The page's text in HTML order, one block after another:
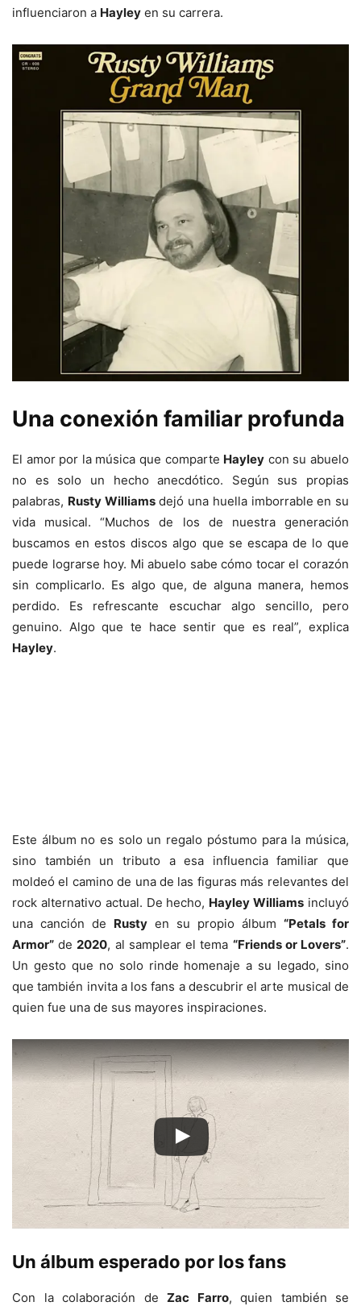
influenciaron a Hayley en su carrera.
Una conexión familiar profunda
El amor por la música que comparte Hayley con su abuelo
no es solo un hecho anecdótico. Según sus propias
palabras, Rusty Williamsdejó una huella imborrable en su
vida musical. “Muchos de los de nuestra generación
buscamos en estos discos algo que se escapa de lo que
puede lograrse hoy. Mi abuelo sabe cómo tocar el corazón
sin complicarlo. Es algo que, de alguna manera, hemos
perdido. Es refrescante escuchar algo sencillo, pero
genuino. Algo que te hace sentir que es real”, explica
Hayley.
Este álbum no es solo un regalo póstumo para la música,
sino también un tributo a esa influencia familiar que
moldeó el camino de una de las figuras más relevantes del
rock alternativo actual. De hecho, Hayley Williams incluyó
una canción de Rusty en su propio álbum “Petals for
Armor” de2020, al samplear el tema “Friends or Lovers”.
Un gesto que no solo rinde homenaje a su legado, sino
que también invita a los fans a descubrir el arte musical de
quien fue una de sus mayores inspiraciones.
Un álbum esperado por los fans
Con la colaboración de Zac Farro, quien también se